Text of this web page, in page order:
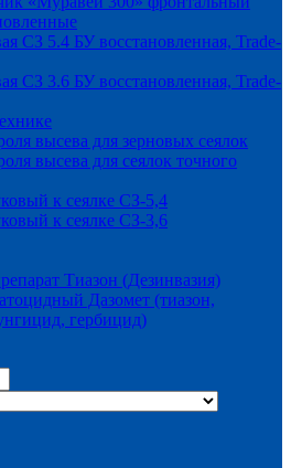
СЗ 5.4 БУ восстановленная, Trade-
СЗ 3.6 БУ восстановленная, Trade-
высева для зерновых сеялок
высева для сеялок точного
к сеялке СЗ-5,4
к сеялке СЗ-3,6
Тиазон (Дезинвазия)
Дазомет (тиазон,
гербицид)